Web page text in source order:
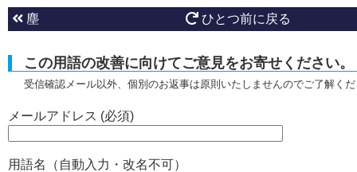
塵 ひとつ前に戻る
この用語の改善に向けてご意見をお寄せください。
受信確認メール以外、個別のお返事は原則いたしませんのでご了解く
メールアドレス (必須)
用語名（自動入力・改名不可）